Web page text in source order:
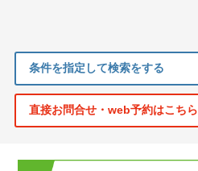
条件を指定して検索をする
直接お問合せ・web予約はこちら